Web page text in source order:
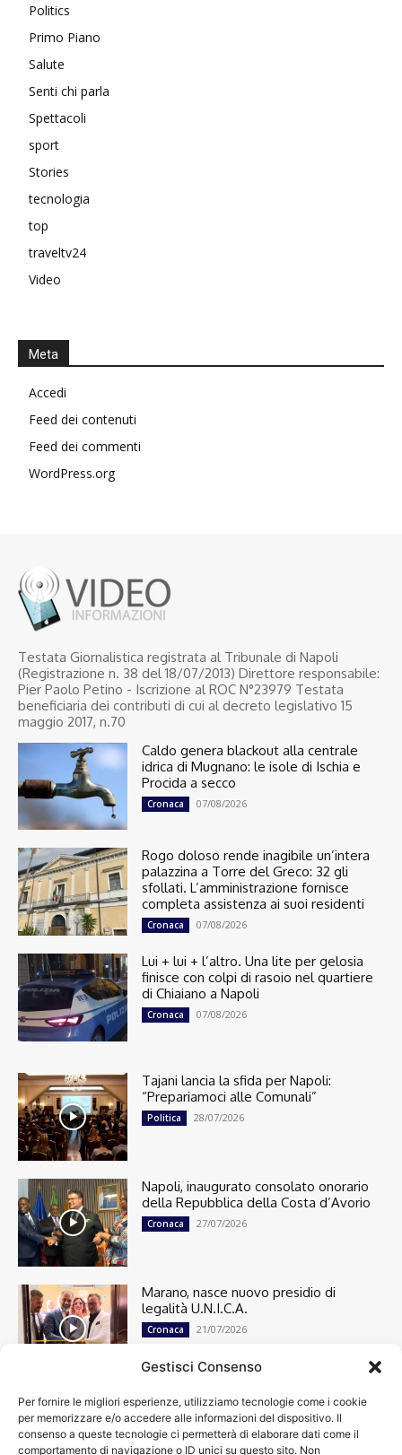
Gestisci Consenso
Per fornire le migliori esperienze, utilizziamo tecnologie come i cookie
per memorizzare e/o accedere alle informazioni del dispositivo. Il
consenso a queste tecnologie ci permetterà di elaborare dati come il
comportamento di navigazione o ID unici su questo sito. Non
Politics
Primo Piano
Salute
Senti chi parla
Spettacoli
sport
Stories
tecnologia
top
traveltv24
Video
Meta
Accedi
Feed dei contenuti
Feed dei commenti
WordPress.org
Testata Giornalistica registrata al Tribunale di Napoli
(Registrazione n. 38 del 18/07/2013) Direttore responsabile:
Pier Paolo Petino - Iscrizione al ROC N°23979 Testata
beneficiaria dei contributi di cui al decreto legislativo 15
maggio 2017, n.70
Caldo genera blackout alla centrale
idrica di Mugnano: le isole di Ischia e
Procida a secco
Cronaca 07/08/2026
Rogo doloso rende inagibile un’intera
palazzina a Torre del Greco: 32 gli
sfollati. L’amministrazione fornisce
completa assistenza ai suoi residenti
Cronaca 07/08/2026
Lui + lui + l’altro. Una lite per gelosia
finisce con colpi di rasoio nel quartiere
di Chiaiano a Napoli
Cronaca 07/08/2026
Tajani lancia la sfida per Napoli:
“Prepariamoci alle Comunali”
Politica 28/07/2026
Napoli, inaugurato consolato onorario
della Repubblica della Costa d’Avorio
Cronaca 27/07/2026
Marano, nasce nuovo presidio di
legalità U.N.I.C.A.
Cronaca 21/07/2026
Cronaca
13498
Attualità
7302
top